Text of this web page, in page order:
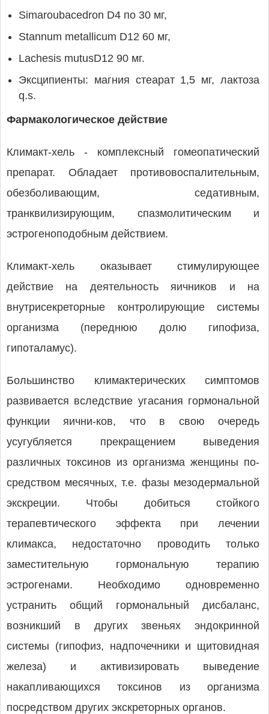
Simaroubacedron D4 по 30 мг,
Stannum metallicum D12 60 мг,
Lachesis mutusD12 90 мг.
Эксципиенты: магния стеарат 1,5 мг, лактоза
q.s.
Фармакологическое действие
Климакт-хель - комплексный гомеопатический
препарат. Обладает противовоспалительным,
обезболивающим, седативным,
транквилизирующим, спазмолитическим и
эстрогеноподобным действием.
Климакт-хель оказывает стимулирующее
действие на деятельность яичников и на
внутрисекреторные контролирующие системы
организма (переднюю долю гипофиза,
гипоталамус).
Большинство климактерических симптомов
развивается вследствие угасания гормональной
функции яични-ков, что в свою очередь
усугубляется прекращением выведения
различных токсинов из организма женщины по-
средством месячных, т.е. фазы мезодермальной
экскреции. Чтобы добиться стойкого
терапевтического эффекта при лечении
климакса, недостаточно проводить только
заместительную гормональную терапию
эстрогенами. Необходимо одновременно
устранить общий гормональный дисбаланс,
возникший в других звеньях эндокринной
системы (гипофиз, надпочечники и щитовидная
железа) и активизировать выведение
накапливающихся токсинов из организма
посредством других экскреторных органов.